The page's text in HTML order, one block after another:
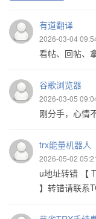
有道翻译
2026-03-04
看帖、回帖、
谷歌浏览器
2026-03-05
刚分手，心情
trx能量机器人
2026-05-02
u地址转错 【
】转错请联系